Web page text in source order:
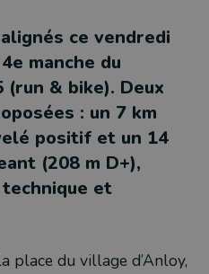
ce vendredi
manche du
(run & bike). Deux
: un 7 km
positif et un 14
(208 m D+),
et
place du village d’Anloy,